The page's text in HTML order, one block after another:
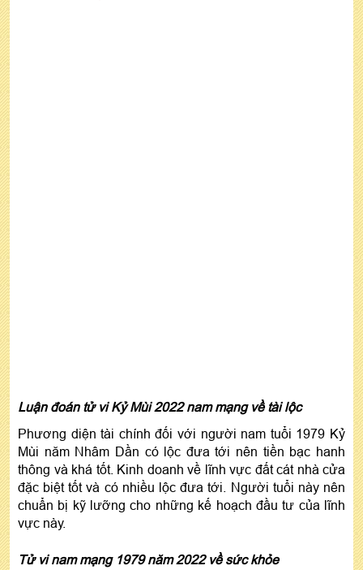
Luận đoán tử vi Kỷ Mùi 2022 nam mạng về tài lộc
Phương diện tài chính đối với người nam tuổi 1979 Kỷ
Mùi năm Nhâm Dần có lộc đưa tới nên tiền bạc hanh
thông và khá tốt. Kinh doanh về lĩnh vực đất cát nhà cửa
đặc biệt tốt và có nhiều lộc đưa tới. Người tuổi này nên
chuẩn bị kỹ lưỡng cho những kế hoạch đầu tư của lĩnh
vực này.
Tử vi nam mạng 1979 năm 2022 về sức khỏe